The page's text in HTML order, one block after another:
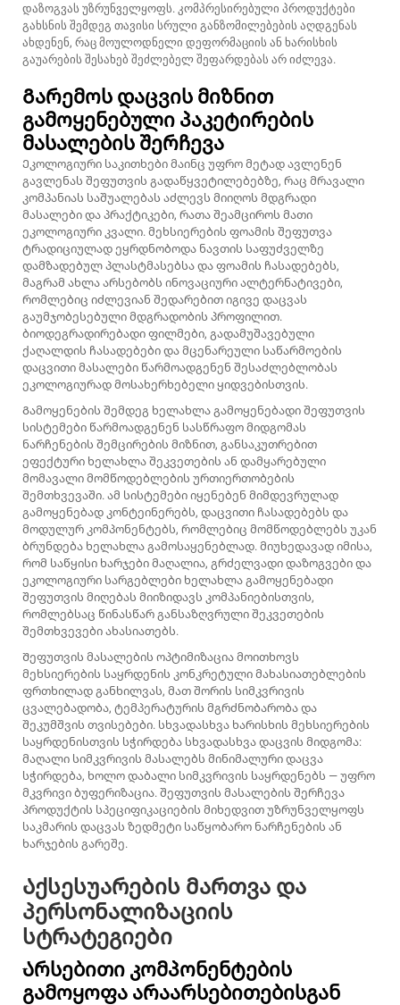
დაზოგვას უზრუნველყოფს. კომპრესირებული პროდუქტები
გახსნის შემდეგ თავისი სრული განზომილებების აღდგენას
ახდენენ, რაც მოულოდნელი დეფორმაციის ან ხარისხის
გაუარების შესახებ შეძლებელ შეფარდებას არ იძლევა.
Გარემოს დაცვის მიზნით
გამოყენებული პაკეტირების
მასალების შერჩევა
Ეკოლოგიური საკითხები მაინც უფრო მეტად ავლენენ
გავლენას შეფუთვის გადაწყვეტილებებზე, რაც მრავალი
კომპანიას საშუალებას აძლევს მიიღოს მდგრადი
მასალები და პრაქტიკები, რათა შეამციროს მათი
ეკოლოგიური კვალი. მეხსიერების ფოამის შეფუთვა
ტრადიციულად ეყრდნობოდა ნავთის საფუძველზე
დამზადებულ პლასტმასებსა და ფოამის ჩასადებებს,
მაგრამ ახლა არსებობს ინოვაციური ალტერნატივები,
რომლებიც იძლევიან შედარებით იგივე დაცვას
გაუმჯობესებული მდგრადობის პროფილით.
ბიოდეგრადირებადი ფილმები, გადამუშავებული
ქაღალდის ჩასადებები და მცენარეული საწარმოების
დაცვითი მასალები წარმოადგენენ შესაძლებლობას
ეკოლოგიურად მოსახერხებელი ყიდვებისთვის.
Გამოყენების შემდეგ ხელახლა გამოყენებადი შეფუთვის
სისტემები წარმოადგენენ სასწრაფო მიდგომას
ნარჩენების შემცირების მიზნით, განსაკუთრებით
ეფექტური ხელახლა შეკვეთების ან დამყარებული
მომავალი მომწოდებლების ურთიერთობების
შემთხვევაში. ამ სისტემები იყენებენ მიმდევრულად
გამოყენებად კონტეინერებს, დაცვითი ჩასადებებს და
მოდულურ კომპონენტებს, რომლებიც მომწოდებლებს უკან
ბრუნდება ხელახლა გამოსაყენებლად. მიუხედავად იმისა,
რომ საწყისი ხარჯები მაღალია, გრძელვადი დაზოგვები და
ეკოლოგიური სარგებლები ხელახლა გამოყენებადი
შეფუთვის მიღებას მიიზიდავს კომპანიებისთვის,
რომლებსაც წინასწარ განსაზღვრული შეკვეთების
შემთხვევები ახასიათებს.
Შეფუთვის მასალების ოპტიმიზაცია მოითხოვს
მეხსიერების საყრდენის კონკრეტული მახასიათებლების
ფრთხილად განხილვას, მათ შორის სიმკვრივის
ცვალებადობა, ტემპერატურის მგრძნობარობა და
შეკუმშვის თვისებები. სხვადასხვა ხარისხის მეხსიერების
საყრდენისთვის სჭირდება სხვადასხვა დაცვის მიდგომა:
მაღალი სიმკვრივის მასალებს მინიმალური დაცვა
სჭირდება, ხოლო დაბალი სიმკვრივის საყრდენებს — უფრო
მკვრივი ბუფერიზაცია. შეფუთვის მასალების შერჩევა
პროდუქტის სპეციფიკაციების მიხედვით უზრუნველყოფს
საკმარის დაცვას ზედმეტი საწყობარო ნარჩენების ან
ხარჯების გარეშე.
Აქსესუარების მართვა და
პერსონალიზაციის
სტრატეგიები
Არსებითი კომპონენტების
გამოყოფა არაარსებითებისგან